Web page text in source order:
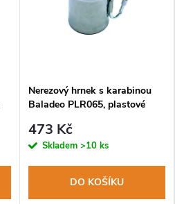
Nerezový hrnek s karabinou
Baladeo PLR065, plastové
473 Kč
Skladem >10 ks
DO KOŠÍKU